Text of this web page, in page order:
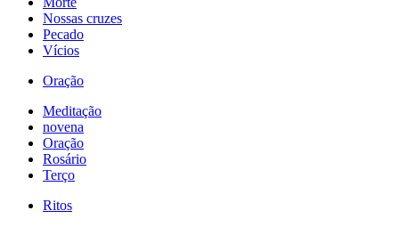
Nossas cruzes
Pecado
Vícios
Oração
Meditação
novena
Oração
Rosário
Terço
Ritos